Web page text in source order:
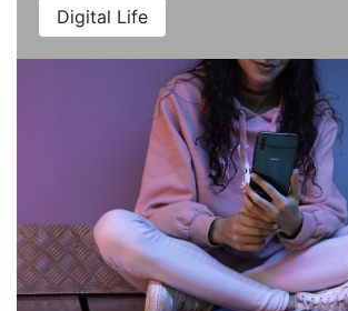
Digital Life